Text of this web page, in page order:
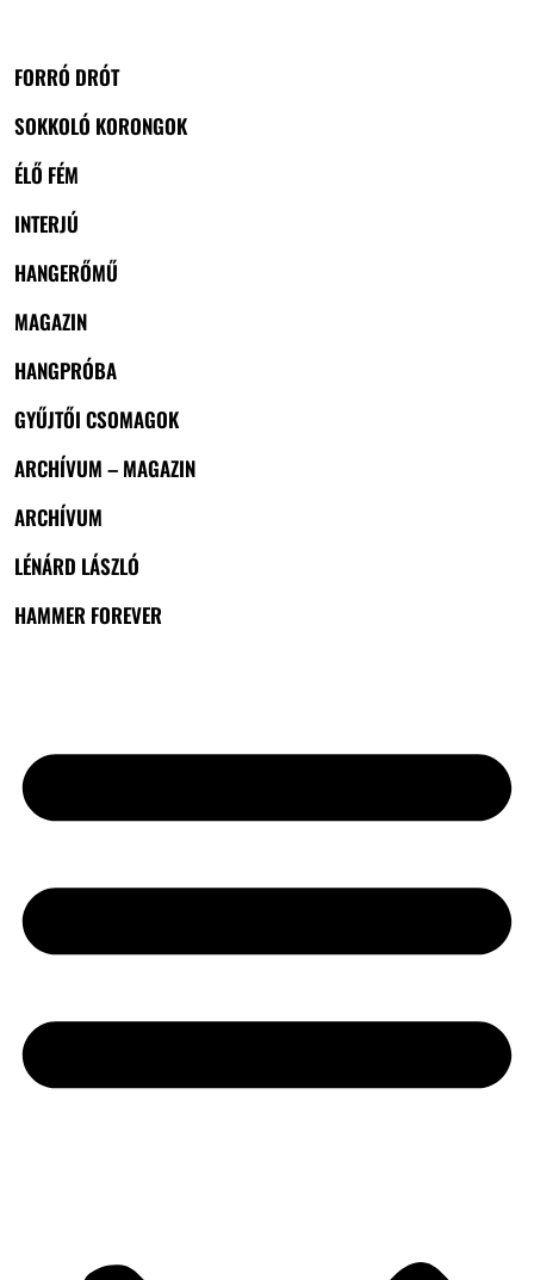
FORRÓ DRÓT
SOKKOLÓ KORONGOK
ÉLŐ FÉM
INTERJÚ
HANGERŐMŰ
MAGAZIN
HANGPRÓBA
GYŰJTŐI CSOMAGOK
ARCHÍVUM – MAGAZIN
ARCHÍVUM
LÉNÁRD LÁSZLÓ
HAMMER FOREVER